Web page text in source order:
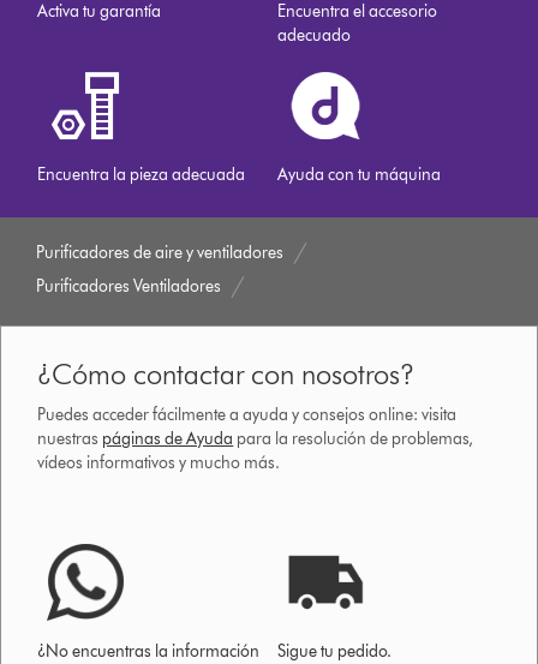
Activa tu garantía
Encuentra el accesorio
adecuado
Encuentra la pieza adecuada Ayuda con tu máquina
Purificadores de aire y ventiladores
Purificadores Ventiladores
¿Cómo contactar con nosotros?
Puedes acceder fácilmente a ayuda y consejos online: visita
nuestras páginas de Ayuda para la resolución de problemas,
vídeos informativos y mucho más.
¿No encuentras la información
Sigue tu pedido.